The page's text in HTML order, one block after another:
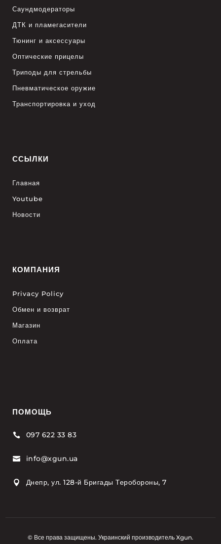
Саундмодераторы
ДТК и пламегасители
Тюнинг и аксессуары
Оптические прицелы
Триподы для стрельбы
Пневматическое оружие
Транспортировка и уход
ССЫЛКИ
Главная
Youtube
Новости
КОМПАНИЯ
Privacy Policy
Обмен и возврат
Магазин
Оплата
ПОМОЩЬ
 097 622 33 83
 info@xgun.ua
 Днепр, ул. 128-й Бригады Теробороны, 7
© Все права защищены. Украинский производитель Xgun.